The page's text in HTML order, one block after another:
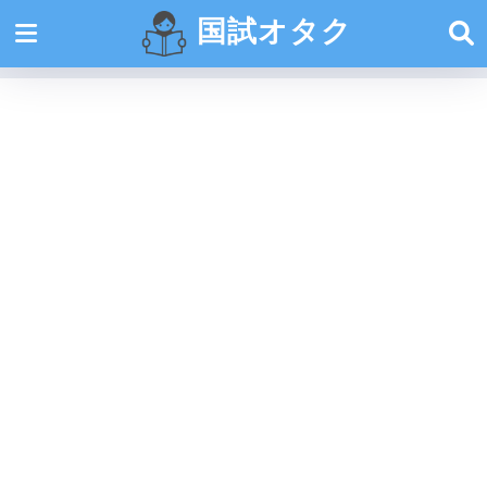
国試オタク